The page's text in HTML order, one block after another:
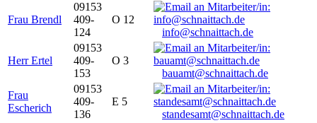
Frau Brendl
09153
409-
124
O 12
info@schnaittach.de
Herr Ertel
09153
409-
153
O 3
bauamt@schnaittach.de
Frau
Escherich
09153
409-
136
E 5
standesamt@schnaittach.de